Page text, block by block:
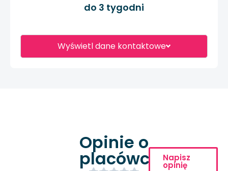
Wyświetl dane kontaktowe
do 3 tygodni
Opinie o
placówce Napisz
opinię